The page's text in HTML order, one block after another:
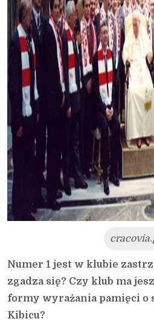
Numer 1 jest w klubie
zgadza się? Czy klub ma
formy wyrażania pamięci o
Kibicu?